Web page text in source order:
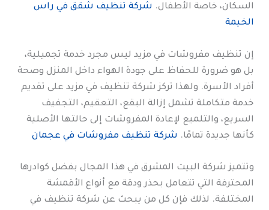
السكان، خاصة الأطفال. شركة تنظيف شقق في راس
الخيمة
إن تنظيف مفروشات في مزيد ليس مجرد خدمة تجميلية،
بل هو ضرورة للحفاظ على جودة الهواء داخل المنزل وصحة
أفراد الأسرة. ولهذا تركز شركة تنظيف في مزيد على تقديم
خدمة متكاملة تشمل إزالة البقع، التعقيم، التجفيف
السريع، والتلميع لإعادة المفروشات إلى حالتها الأصلية
كأنها جديدة تمامًا. شركة تنظيف مفروشات في عجمان
وتتميز شركة البيت المشرق في هذا المجال بفضل كوادرها
المحترفة التي تتعامل بحذر ودقة مع أنواع الأقمشة
المختلفة. لذلك فإن كل من يبحث عن شركة تنظيف في